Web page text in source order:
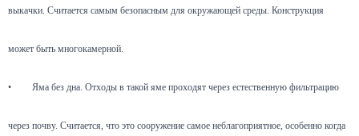
выкачки. Считается самым безопасным для окружающей среды. Конструкция
может быть многокамерной.
• Яма без дна. Отходы в такой яме проходят через естественную фильтрацию
через почву. Считается, что это сооружение самое неблагоприятное, особенно когда